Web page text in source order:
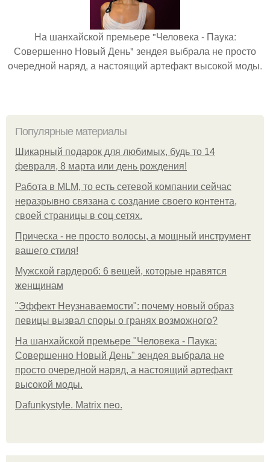
На шанхайской премьере "Человека - Паука:
Совершенно Новый День" зендея выбрала не просто
очередной наряд, а настоящий артефакт высокой моды.
Популярные материалы
Шикарный подарок для любимых, будь то 14
февраля, 8 марта или день рождения!
Работа в MLM, то есть сетевой компании сейчас
неразрывно связана с создание своего контента,
своей страницы в соц сетях.
Прическа - не просто волосы, а мощный инструмент
вашего стиля!
Мужской гардероб: 6 вещей, которые нравятся
женщинам
"Эффект Неузнаваемости": почему новый образ
певицы вызвал споры о гранях возможного?
На шанхайской премьере "Человека - Паука:
Совершенно Новый День" зендея выбрала не
просто очередной наряд, а настоящий артефакт
высокой моды.
Dafunkystyle. Matrix neo.